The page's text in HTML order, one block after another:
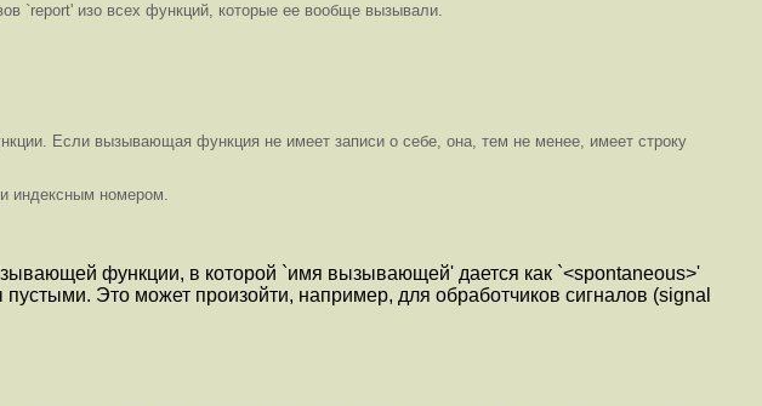
`report' изо всех функций, которые ее вообще вызывали.
Если вызывающая функция не имеет записи о себе, она, тем не менее, имеет строку
индексным номером.
функции, в которой `имя вызывающей' дается как `<spontaneous>'
Это может произойти, например, для обработчиков сигналов (signal